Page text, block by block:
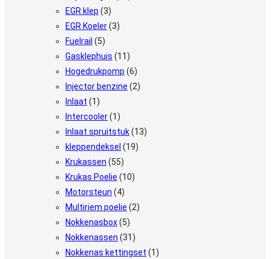
EGR klep (3)
EGR Koeler(3)
Fuelrail (5)
Gasklephuis (11)
Hogedrukpomp (6)
Injector benzine (2)
Inlaat (1)
Intercooler(1)
Inlaat spruitstuk(13)
kleppendeksel (19)
Krukassen (55)
Krukas Poelie (10)
Motorsteun (4)
Multiriem poelie (2)
Nokkenasbox(5)
Nokkenassen (31)
Nokkenas kettingset (1)